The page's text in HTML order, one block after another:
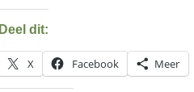
Deel dit:
X Facebook Meer